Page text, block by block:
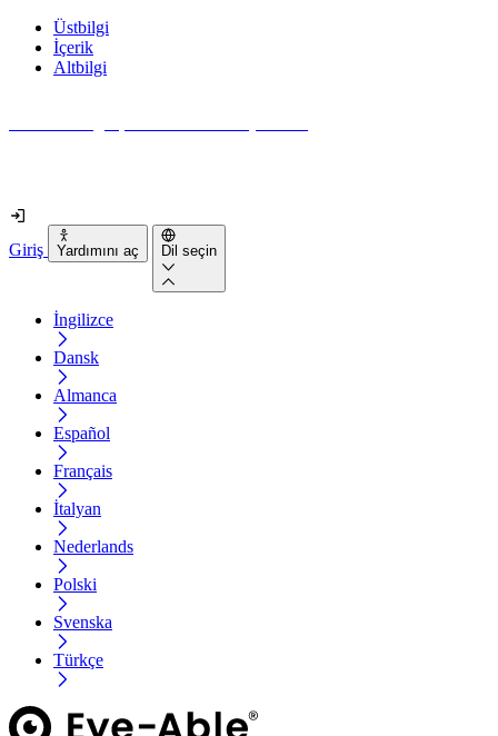
Üstbilgi
İçerik
Altbilgi
Giriş Yardımını aç Dil seçin
İngilizce
Dansk
Almanca
Español
Français
İtalyan
Nederlands
Polski
Svenska
Türkçe